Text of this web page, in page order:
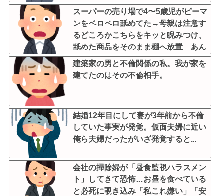
るのが好きとか完全に野次馬の思考
スーパーの売り場で4〜5歳児がピーマ
ンをベロベロ舐めてた→母親は注意す
るどころかこちらをキッと睨みつけ、
舐めた商品をそのまま棚へ放置…あん
なの初めて見た・・・
建築家の男と不倫関係の私。我が家を
建てたのはその不倫相手。
結婚12年目にして妻が3年前から不倫
していた事実が発覚。仮面夫婦に近い
俺ら夫婦だったがいざ発覚すると...
会社の掃除婦が「昼食監視ハラスメン
ト」してきて恐怖…お昼を食べている
と必死に覗き込み「私これ嫌い」「安